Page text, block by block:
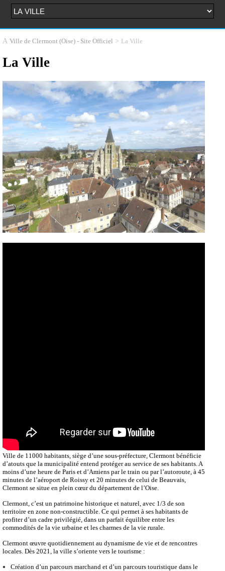
Ville de Clermont (Oise) - Site Officiel >La Ville
La Ville
Ville de 11000 habitants, siège d’une sous-préfecture, Clermont bénéficie
d’atouts que la municipalité entend protéger au service de ses habitants. A
moins d’une heure de Paris et d’Amiens par le train ou par l’autoroute, à 45
minutes de l’aéroport de Roissy et 20 minutes de celui de Beauvais,
Clermont, c’est un patrimoine historique et naturel, avec 1/3 de son
profiter d’un cadre privilégié, dans un parfait équilibre entre les